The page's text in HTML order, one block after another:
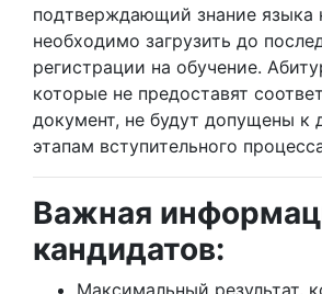
подтверждающий знание языка
необходимо загрузить до
регистрации на обучение.
которые не предоставят
документ, не будут допущены к
этапам вступительного
Важная
кандидатов:
Максимальный результат,